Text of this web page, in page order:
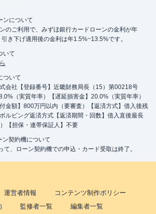
ンについて
のご利用で、みずほ銀行カードローンの金利が年
き下げ適用後の金利は年1.5%~13.5%です。
いて
ついて
会社【登録番号】近畿財務局長（15）第00218号
（実質年率）【遅延損害金】20.0%（実質年率）
金額】800万円以内（要審査）【返済方式】借入後残
ルビング返済方式【返済期間・回数】借入直後最長
【担保・連帯保証人】不要
契約機について
、ローン契約機での申込・カード受取は終了。
運営者情報
コンテンツ制作ポリシー
監修者一覧
編集者一覧